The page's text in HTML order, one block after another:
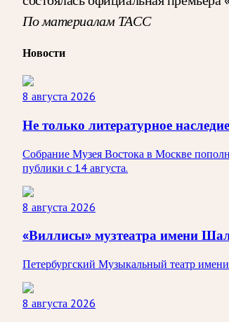
По материалам ТАСС
Новости
8 августа 2026
Не только литературное наследие
Собрание Музея Востока в Москве
публики с 14 августа.
8 августа 2026
«Виллисы» музтеатра имени
Петербургский Музыкальный театр
8 августа 2026